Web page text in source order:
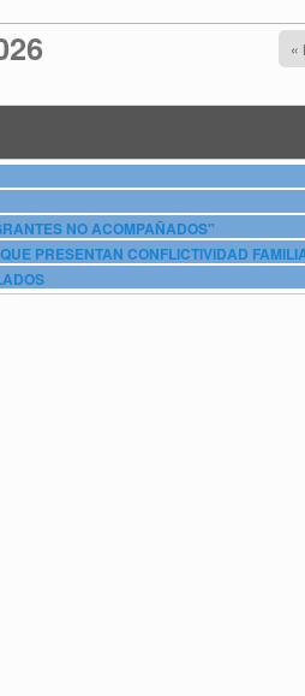
«
NO ACOMPAÑADOS"
PRESENTAN CONFLICTIVIDAD